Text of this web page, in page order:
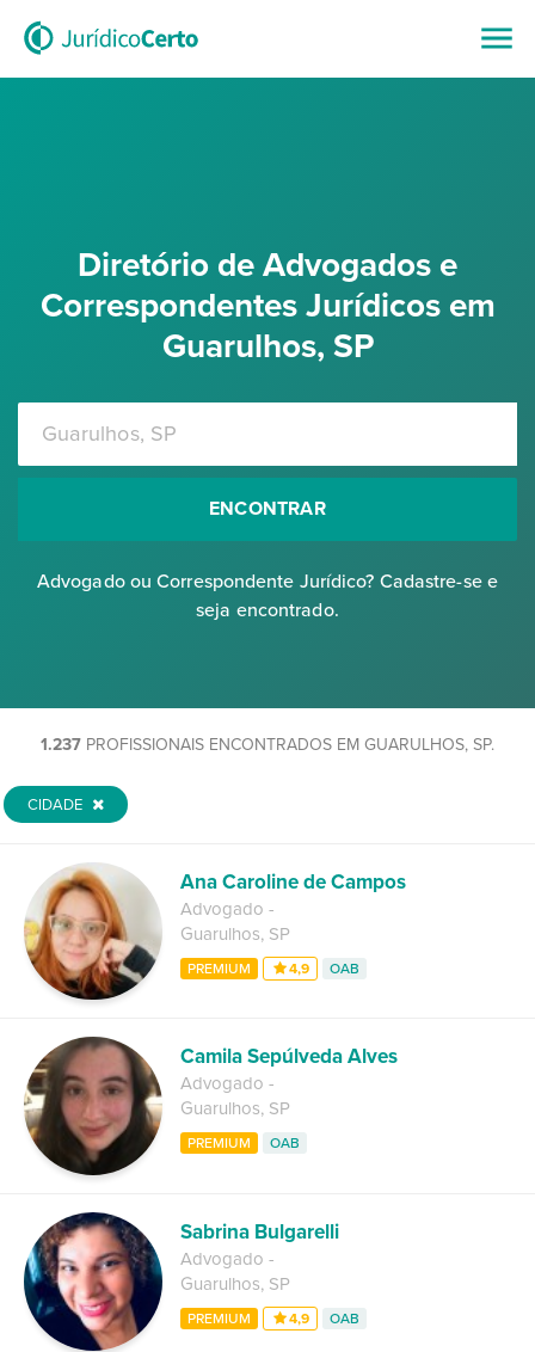
Diretório de Advogados e
Correspondentes Jurídicos em
Guarulhos, SP
ENCONTRAR
Advogado ou Correspondente Jurídico? Cadastre-se e
seja encontrado.
1.237 PROFISSIONAIS ENCONTRADOS EM GUARULHOS, SP.
CIDADE
Ana Caroline de Campos
Advogado -
Guarulhos, SP
PREMIUM 4,9 OAB
Camila Sepúlveda Alves
Advogado -
Guarulhos, SP
PREMIUM OAB
Sabrina Bulgarelli
Advogado -
Guarulhos, SP
PREMIUM 4,9 OAB